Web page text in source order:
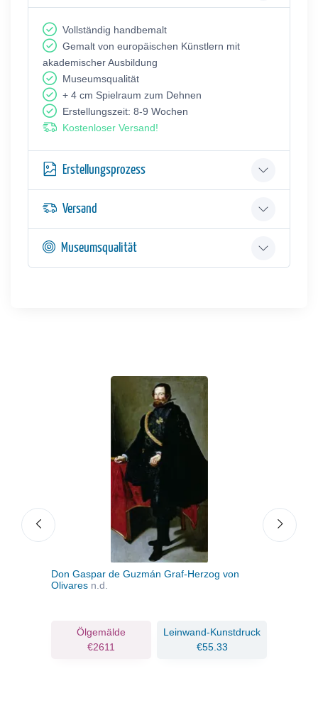
Vollständig handbemalt
Gemalt von europäischen Künstlern mit
akademischer Ausbildung
Museumsqualität
+ 4 cm Spielraum zum Dehnen
Erstellungszeit: 8-9 Wochen
Kostenloser Versand!
Erstellungsprozess
Versand
Museumsqualität
Don Gaspar de Guzmán Graf-Herzog von
Olivares n.d.
Ölgemälde
€2611
Leinwand-Kunstdruck
€55.33